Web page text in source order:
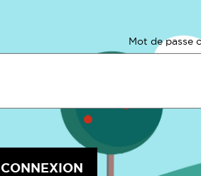
Mot de passe
CONNEXION